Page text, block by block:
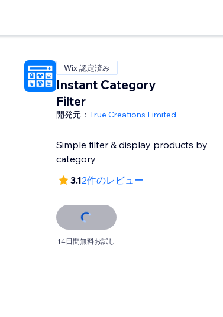
Wix 認定済み
Instant Category
Filter
開発元： True Creations Limited
Simple filter & display products by
category
3.12件のレビュー
14日間無料お試し